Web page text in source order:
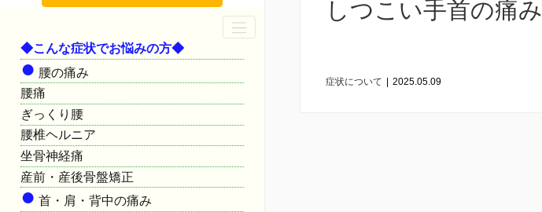
◆こんな症状でお悩みの方◆
● 腰の痛み
腰痛
ぎっくり腰
腰椎ヘルニア
坐骨神経痛
産前・産後骨盤矯正
● 首・肩・背中の痛み
しつこい手首の痛み
症状について | 2025.05.09